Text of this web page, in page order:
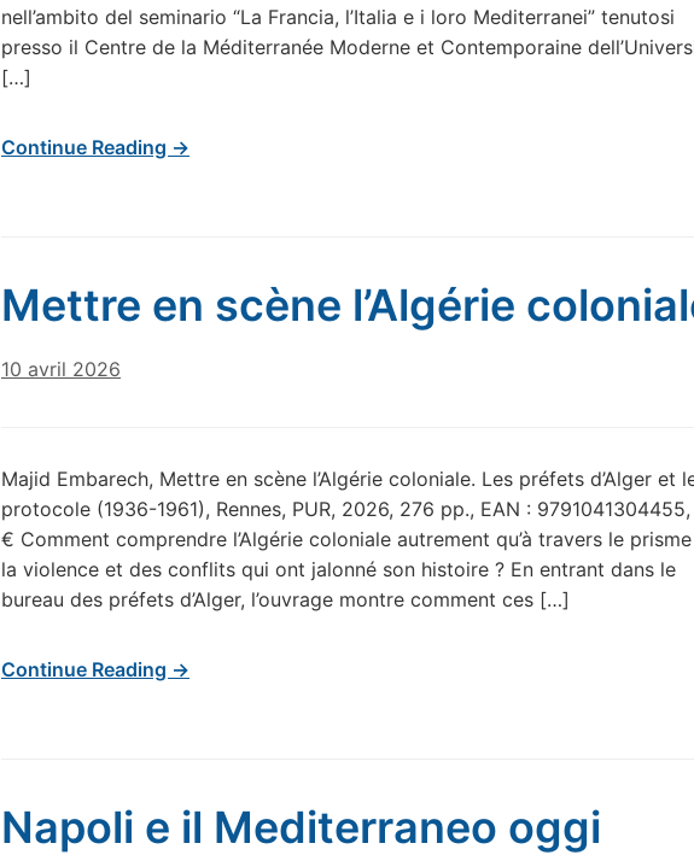
nell’ambito del seminario “La Francia, l’Italia e i loro Mediterranei” tenutosi
presso il Centre de la Méditerranée Moderne et Contemporaine
[…]
Continue Reading →
Mettre en scène l’Algérie
10 avril 2026
Majid Embarech, Mettre en scène l’Algérie coloniale. Les préfets d’Alger et
protocole (1936-1961), Rennes, PUR, 2026, 276 pp., EAN :
€ Comment comprendre l’Algérie coloniale autrement qu’à travers le
la violence et des conflits qui ont jalonné son histoire ? En entrant dans le
bureau des préfets d’Alger, l’ouvrage montre comment ces […]
Continue Reading →
Napoli e il Mediterraneo oggi